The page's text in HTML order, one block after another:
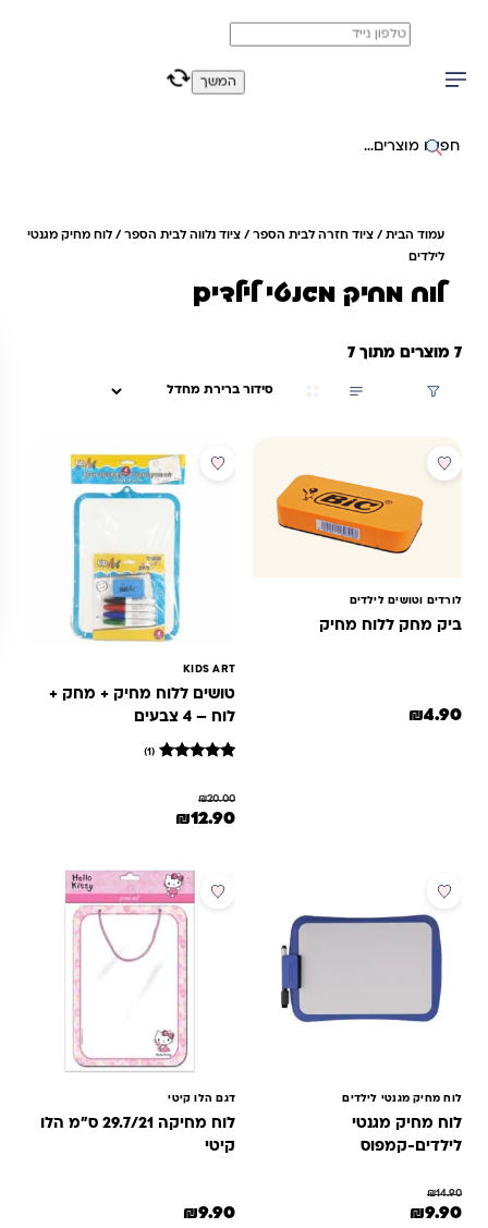
חיפוש באתר
עמוד הבית/ציוד חזרה לבית הספר/ציוד נלווה לבית הספר/ לוח מחיק מגנטי
לילדים
לוח מחיק מגנטי לילדים
סינון
לורדים וטושים לילדים
ביק מחק ללוח מחיק
₪4.90
KIDS ART
טושים ללוח מחיק + מחק +
לוח – 4 צבעים
מתוך 5
מבוסס על
(1)
₪20.00
המחיר המקורי היה: ₪20.00.
₪12.90 המחיר הנוכחי הוא: ₪12.90.
לוח מחיק מגנטי לילדים
לוח מחיק מגנטי
לילדים-קמפוס
₪
המחיר המקורי היה: ₪14.90.
₪9.90 המחיר הנוכחי הוא: ₪9.90.
דגם הלו קיטי
לוח מחיקה 29.7/21 ס"מ הלו
קיטי
₪9.90
המשך